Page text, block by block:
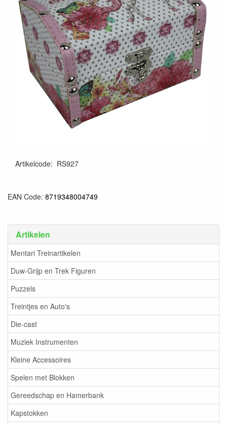
Artikelen
Mentari Treinartikelen
Duw-Grijp en Trek Figuren
Puzzels
Treintjes en Auto's
Die-cast
Muziek Instrumenten
Kleine Accessoires
Spelen met Blokken
Gereedschap en Hamerbank
Kapstokken
Artikelcode: RS927
EAN Code: 8719348004749